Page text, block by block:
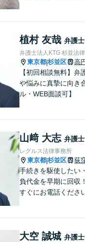
植村 友哉 弁護士
弁護士法人KTG 杉並法
東京都|杉並区 高
【初回相談無料】
や悩みに真摯に向き
ル・WEB面談可】
山﨑 大志 弁護士
レグルス法律事務所
東京都|杉並区 荻
手続きを駆使したい
負代金を早期に回収
すぐにお電話くださ
大空 誠城 弁護士